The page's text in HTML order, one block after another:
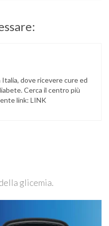
dove ricevere cure ed
Cerca il centro più
link: LINK
glicemia.